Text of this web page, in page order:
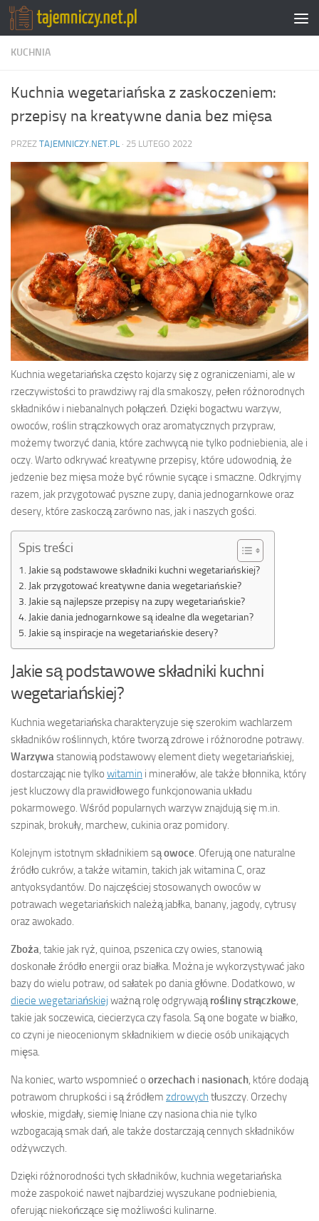
Przejdź do treści
KUCHNIA
Kuchnia wegetariańska z zaskoczeniem:
przepisy na kreatywne dania bez mięsa
PRZEZ TAJEMNICZY.NET.PL · 25 LUTEGO 2022
Kuchnia wegetariańska często kojarzy się z ograniczeniami, ale w
rzeczywistości to prawdziwy raj dla smakoszy, pełen różnorodnych
składników i niebanalnych połączeń. Dzięki bogactwu warzyw,
owoców, roślin strączkowych oraz aromatycznych przypraw,
możemy tworzyć dania, które zachwycą nie tylko podniebienia, ale i
oczy. Warto odkrywać kreatywne przepisy, które udowodnią, że
jedzenie bez mięsa może być równie sycące i smaczne. Odkryjmy
razem, jak przygotować pyszne zupy, dania jednogarnkowe oraz
desery, które zaskoczą zarówno nas, jak i naszych gości.
Spis treści
Jakie są podstawowe składniki kuchni wegetariańskiej?
Jak przygotować kreatywne dania wegetariańskie?
Jakie są najlepsze przepisy na zupy wegetariańskie?
Jakie dania jednogarnkowe są idealne dla wegetarian?
Jakie są inspiracje na wegetariańskie desery?
Jakie są podstawowe składniki kuchni
wegetariańskiej?
Kuchnia wegetariańska charakteryzuje się szerokim wachlarzem
składników roślinnych, które tworzą zdrowe i różnorodne potrawy.
Warzywastanowią podstawowy element diety wegetariańskiej,
dostarczając nie tylko witamin i minerałów, ale także błonnika, który
jest kluczowy dla prawidłowego funkcjonowania układu
pokarmowego. Wśród popularnych warzyw znajdują się m.in.
szpinak, brokuły, marchew, cukinia oraz pomidory.
Kolejnym istotnym składnikiem sąowoce. Oferują one naturalne
źródło cukrów, a także witamin, takich jak witamina C, oraz
antyoksydantów. Do najczęściej stosowanych owoców w
potrawach wegetariańskich należą jabłka, banany, jagody, cytrusy
oraz awokado.
Zboża, takie jak ryż, quinoa, pszenica czy owies, stanowią
doskonałe źródło energii oraz białka. Można je wykorzystywać jako
bazy do wielu potraw, od sałatek po dania główne. Dodatkowo, w
diecie wegetariańskiej ważną rolę odgrywająrośliny strączkowe,
takie jak soczewica, ciecierzyca czy fasola. Są one bogate w białko,
co czyni je nieocenionym składnikiem w diecie osób unikających
mięsa.
Na koniec, warto wspomnieć o orzechach i nasionach, które dodają
potrawom chrupkości i są źródłem zdrowych tłuszczy. Orzechy
włoskie, migdały, siemię lniane czy nasiona chia nie tylko
wzbogacają smak dań, ale także dostarczają cennych składników
odżywczych.
Dzięki różnorodności tych składników, kuchnia wegetariańska
może zaspokoić nawet najbardziej wyszukane podniebienia,
oferując niekończące się możliwości kulinarne.